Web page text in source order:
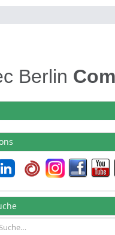
Berlin